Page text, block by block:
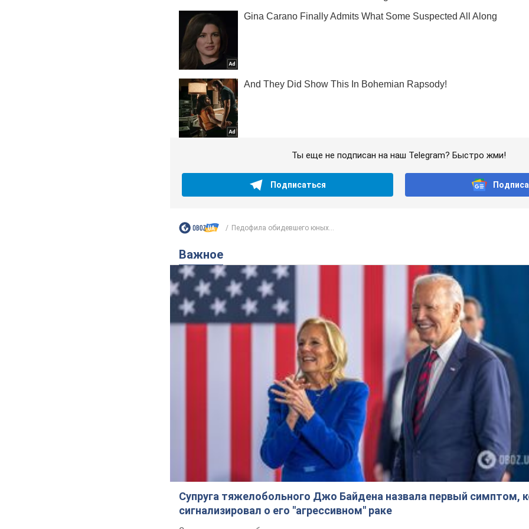
Ты еще не подписан на наш Telegram? Быстро жми!
Подписаться
Педофила обидевшего юных...
Важное
Супруга тяжелобольного Джо Байдена назвала первый симптом,
сигнализировал о его "агрессивном" раке